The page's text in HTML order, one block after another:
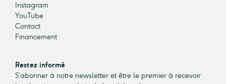
Instagram
YouTube
Contact
Financement
Restez informé
S’abonner à notre newsletter et être le premier à recevoir